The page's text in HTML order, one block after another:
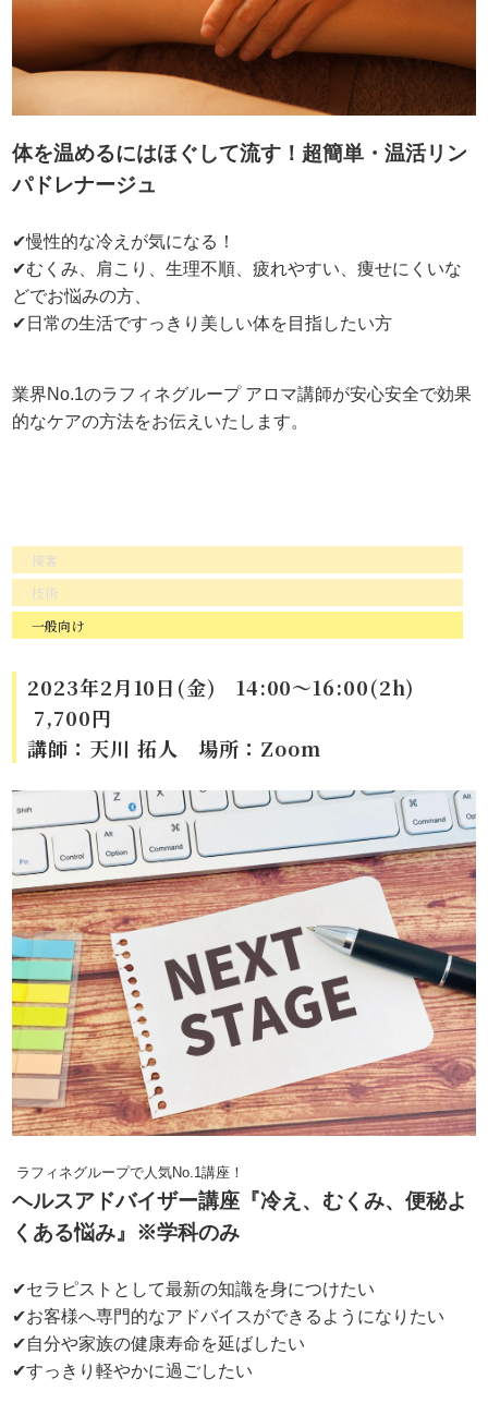
体を温めるにはほぐして流す！超簡単・温活リン
パドレナージュ
✔慢性的な冷えが気になる！
✔むくみ、肩こり、生理不順、疲れやすい、痩せにくいな
どでお悩みの方、
✔日常の生活ですっきり美しい体を目指したい方
業界No.1のラフィネグループ アロマ講師が安心安全で効果
的なケアの方法をお伝えいたします。
接客
技術
一般向け
2023年2月10日(金) 14:00～16:00(2h)
7,700円
講師：天川 拓人 場所：Zoom
ラフィネグループで人気No.1講座！
ヘルスアドバイザー講座『冷え、むくみ、便秘よ
くある悩み』※学科のみ
✔セラピストとして最新の知識を身につけたい
✔お客様へ専門的なアドバイスができるようになりたい
✔自分や家族の健康寿命を延ばしたい
✔すっきり軽やかに過ごしたい